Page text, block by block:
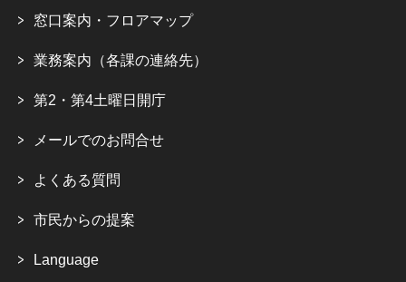
窓口案内・フロアマップ
業務案内（各課の連絡先）
第2・第4土曜日開庁
メールでのお問合せ
よくある質問
市民からの提案
Language